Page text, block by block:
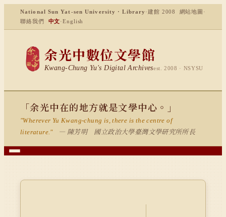
National Sun Yat-sen University · Library ·建館 2008 網站地圖 ·
聯絡我們
中文·English
余光中數位文學館
Kwang-Chung Yu's Digital Archivesest. 2008 · NSYSU
「余光中在的地方就是文學中心。」
"Wherever Yu Kwang-chung is, there is the centre of
literature."
— 陳芳明 國立政治大學臺灣文學研究所所長